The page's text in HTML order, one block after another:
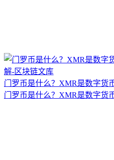
门罗币是什么？XMR是数字货
门罗币是什么？XMR是数字货